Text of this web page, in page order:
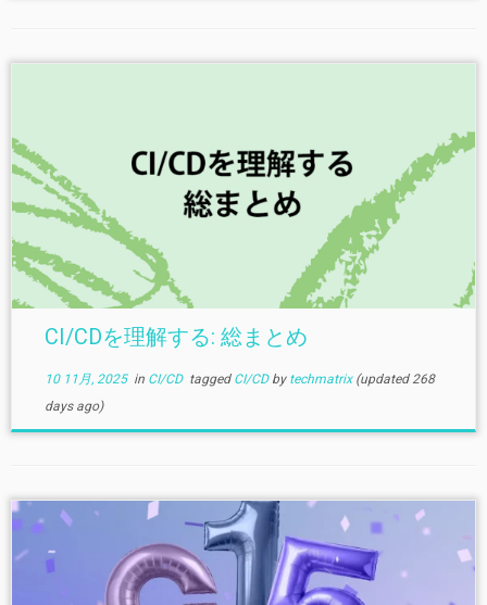
CI/CDを理解する: 総まとめ
10 11月, 2025in CI/CD tagged CI/CD by techmatrix(updated 268
days ago)